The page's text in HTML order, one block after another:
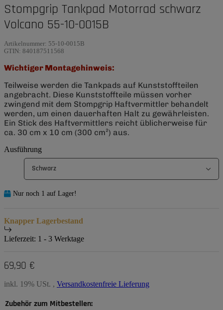
Stompgrip Tankpad Motorrad schwarz
Volcano 55-10-0015B
Artikelnummer: 55-10-0015B
GTIN: 840187511568
Wichtiger Montagehinweis:
Teilweise werden die Tankpads auf Kunststoffteilen
angebracht. Diese Kunststoffteile müssen vorher
zwingend mit dem Stompgrip Haftvermittler behandelt
werden, um einen dauerhaften Halt zu gewährleisten.
Ein Stick des Haftvermittlers reicht üblicherweise für
ca. 30 cm x 10 cm (300 cm²) aus.
Ausführung
Schwarz
Nur noch 1 auf Lager!
Knapper Lagerbestand
Lieferzeit: 1 - 3 Werktage
69,90 €
inkl. 19% USt. , Versandkostenfreie Lieferung
Zubehör zum Mitbestellen: